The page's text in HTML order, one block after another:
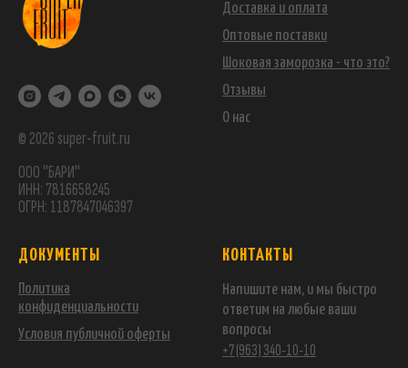
© 2026 super-fruit.ru
ООО "БАРИ"
ИНН: 7816658245
ОГРН: 1187847046397
Доставка и оплата
Оптовые поставки
Шоковая заморозка - что это?
Отзывы
О нас
ДОКУМЕНТЫ
Политика
конфиденциальности
Условия публичной оферты
КОНТАКТЫ
Напишите нам, и мы быстро
ответим на любые ваши
вопросы
+7 (963) 340-10-10